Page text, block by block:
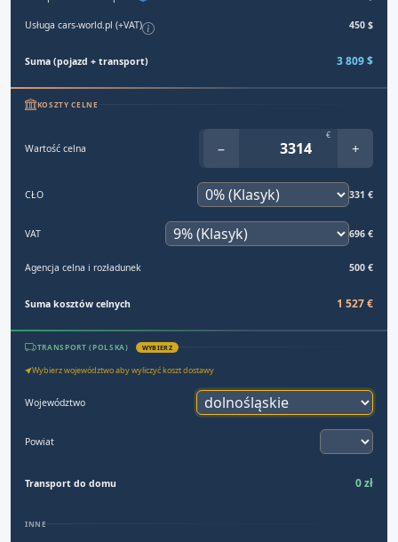
Usługa cars-world.pl (+VAT) 450 $
Suma (pojazd + transport) 3 809 $
KOSZTY CELNE
Wartość celna −
€
+
CŁO 331 €
VAT 696 €
Agencja celna i rozładunek 500 €
Suma kosztów celnych 1 527 €
TRANSPORT (POLSKA) WYBIERZ
Wybierz województwo aby wyliczyć koszt dostawy
Województwo
Powiat
Transport do domu 0 zł
INNE